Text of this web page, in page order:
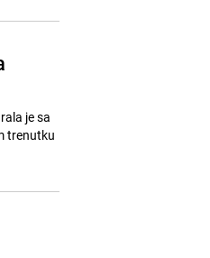
je sa
trenutku